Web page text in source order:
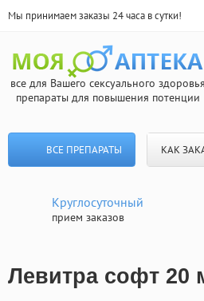
Мы принимаем заказы 24 часа в сутки!
все для Вашего сексуального здоровья
препараты для повышения потенции
ВСЕ ПРЕПАРАТЫ КАК
Круглосуточный
прием заказов
Левитра софт 20